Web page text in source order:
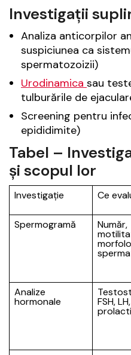
Investigații
Analiza anticorpilor
suspiciunea ca
spermatozoizii)
Urodinamica sau
tulburările de
Screening pentru
epididimite)
Tabel –
și scopul lor
Investigație Ce
Spermogramă
Număr,
Analize
hormonale FSH, LH,